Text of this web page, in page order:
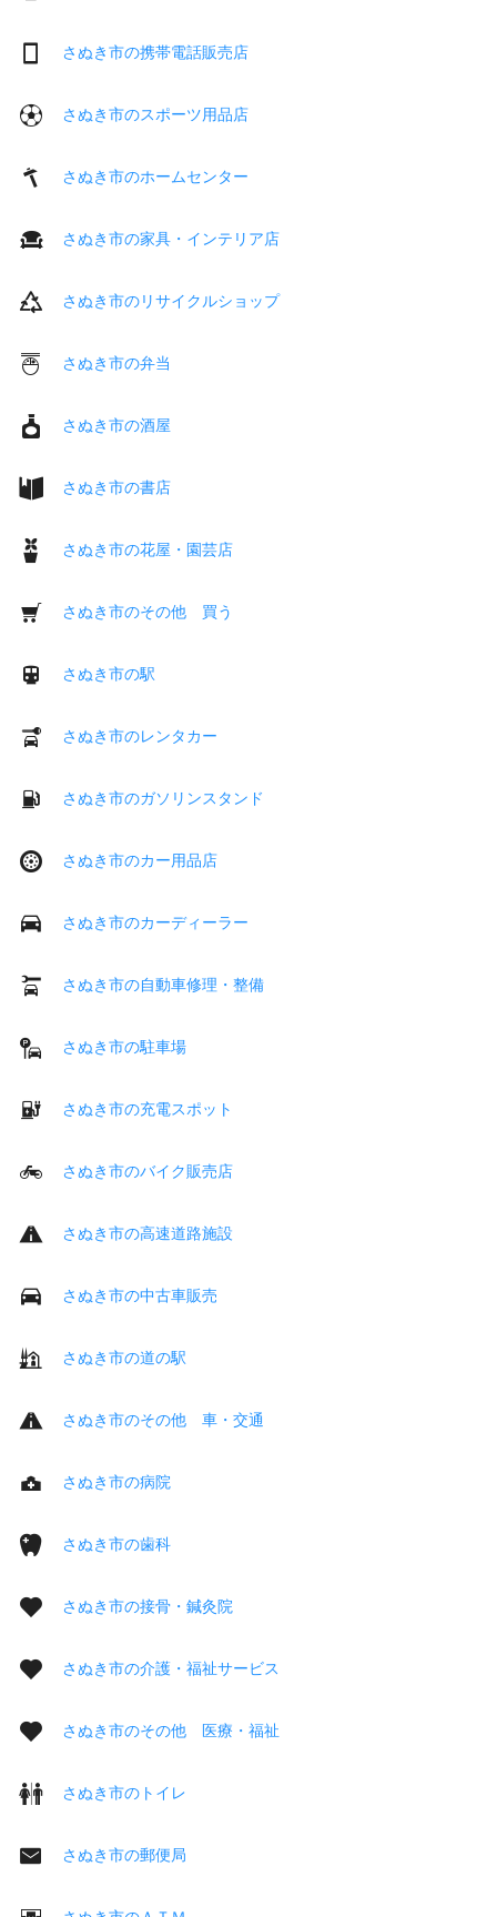
さぬき市の携帯電話販売店
さぬき市のスポーツ用品店
さぬき市のホームセンター
さぬき市の家具・インテリア店
さぬき市のリサイクルショップ
さぬき市の弁当
さぬき市の酒屋
さぬき市の書店
さぬき市の花屋・園芸店
さぬき市のその他 買う
さぬき市の駅
さぬき市のレンタカー
さぬき市のガソリンスタンド
さぬき市のカー用品店
さぬき市のカーディーラー
さぬき市の自動車修理・整備
さぬき市の駐車場
さぬき市の充電スポット
さぬき市のバイク販売店
さぬき市の高速道路施設
さぬき市の中古車販売
さぬき市の道の駅
さぬき市のその他 車・交通
さぬき市の病院
さぬき市の歯科
さぬき市の接骨・鍼灸院
さぬき市の介護・福祉サービス
さぬき市のその他 医療・福祉
さぬき市のトイレ
さぬき市の郵便局